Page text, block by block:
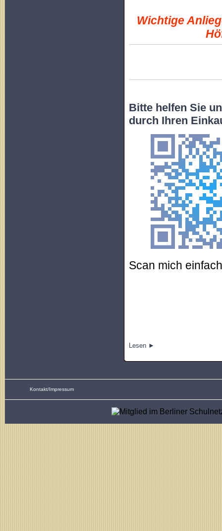
Wichtige
Bitte helfen Sie
durch Ihren
Scan mich
Lesen ►
Kontakt/Impressum